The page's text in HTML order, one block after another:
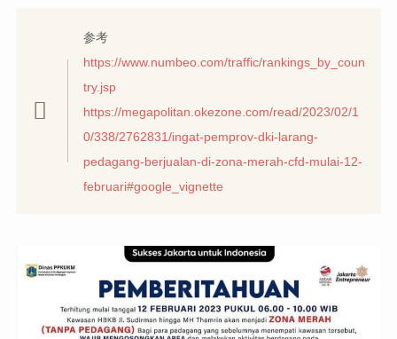
参考
https://www.numbeo.com/traffic/rankings_by_coun
try.jsp
https://megapolitan.okezone.com/read/2023/02/1
0/338/2762831/ingat-pemprov-dki-larang-
pedagang-berjualan-di-zona-merah-cfd-mulai-12-
februari#google_vignette